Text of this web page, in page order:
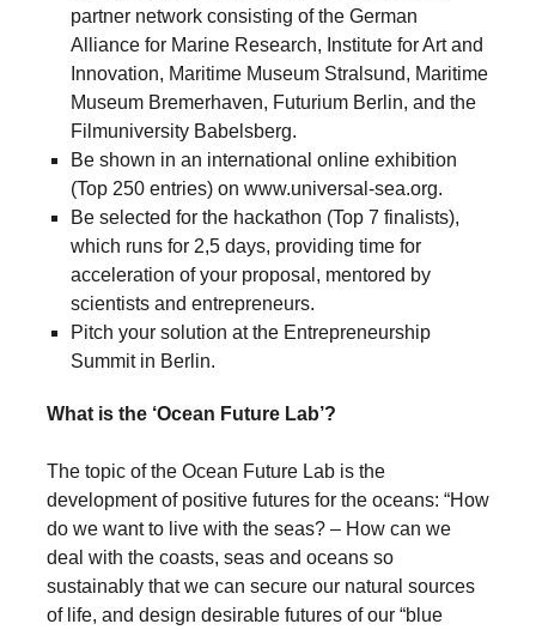
partner network consisting of the German
Alliance for Marine Research, Institute for Art and
Innovation, Maritime Museum Stralsund, Maritime
Museum Bremerhaven, Futurium Berlin, and the
Filmuniversity Babelsberg.
Be shown in an international online exhibition
(Top 250 entries) on www.universal-sea.org.
Be selected for the hackathon (Top 7 finalists),
which runs for 2,5 days, providing time for
acceleration of your proposal, mentored by
scientists and entrepreneurs.
Pitch your solution at the Entrepreneurship
Summit in Berlin.
What is the ‘Ocean Future Lab’?
The topic of the Ocean Future Lab is the
development of positive futures for the oceans: “How
do we want to live with the seas? – How can we
deal with the coasts, seas and oceans so
sustainably that we can secure our natural sources
of life, and design desirable futures of our “blue